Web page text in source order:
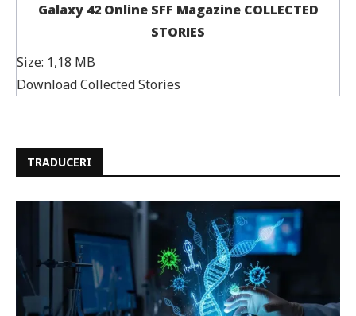
Galaxy 42 Online SFF Magazine COLLECTED
STORIES
Size: 1,18 MB
Download Collected Stories
TRADUCERI